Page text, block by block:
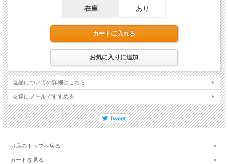
在庫 あり
返品についての詳細はこちら
友達にメールですすめる
お店のトップへ戻る
カートを見る